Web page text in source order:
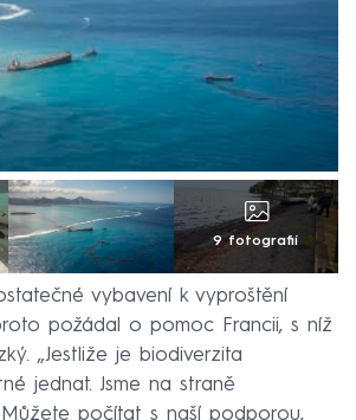
9 fotografií
vybavení k vyproštění
požádal o pomoc Francii, s níž
„Jestliže je biodiverzita
jednat. Jsme na straně
Můžete počítat s naší podporou,